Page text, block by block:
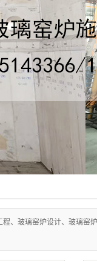
、玻璃窑炉设计、玻璃窑